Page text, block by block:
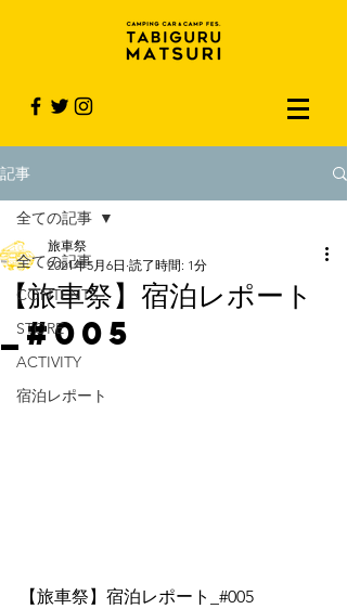
記事
全ての記事
CONTENTS
STORE
ACTIVITY
宿泊レポート
全ての記事
【旅車祭】宿泊レポート
_#005
旅車祭
2021年5月6日 読了時間: 1分
【旅車祭】宿泊レポート_#005